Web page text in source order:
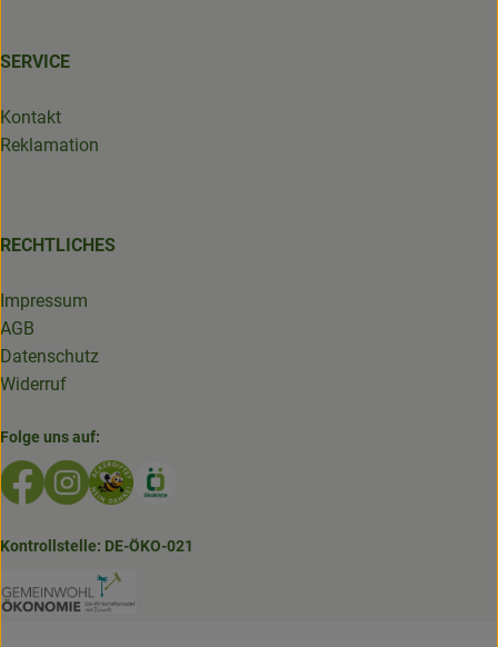
SERVICE
Kontakt
Reklamation
RECHTLICHES
Impressum
AGB
Datenschutz
Widerruf
Folge uns auf:
Externer Link zu https://www.facebook.com/
Externer Link zu https://www.instagram.com/
Externer Link zu https://www.bioladen-
Kontrollstelle: DE-ÖKO-021